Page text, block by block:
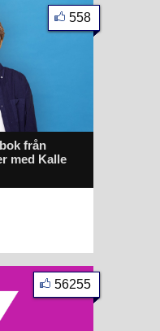
från
med Kalle
558
56255